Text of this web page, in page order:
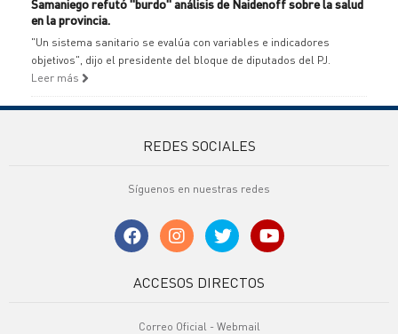
Samaniego refutó "burdo" análisis de Naidenoff sobre la salud
en la provincia.
"Un sistema sanitario se evalúa con variables e indicadores
objetivos", dijo el presidente del bloque de diputados del PJ.
Leer más
REDES SOCIALES
Síguenos en nuestras redes
ACCESOS DIRECTOS
Correo Oficial - Webmail